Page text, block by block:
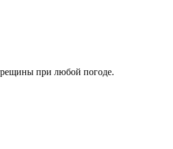
при любой погоде.